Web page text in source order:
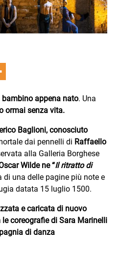
Club
D’Amore
Club
appena nato. Una
ormai senza vita.
Baglioni, conosciuto
dai pennelli di Raffaello
alla Galleria Borghese
Wilde ne “Il ritratto di
di una delle pagine più note e
datata 15 luglio 1500.
e caricata di nuovo
le coreografie di Sara Marinelli
di danza